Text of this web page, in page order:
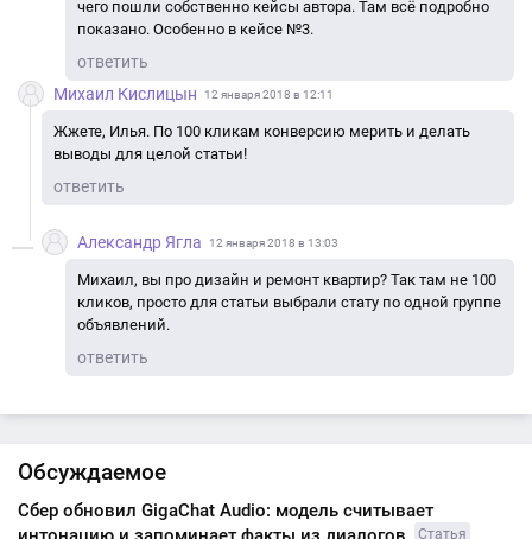
чего пошли собственно кейсы автора. Там всё подробно
показано. Особенно в кейсе №3.
ответить
Михаил Кислицын
12 января 2018 в 12:11
Жжете, Илья. По 100 кликам конверсию мерить и делать
выводы для целой статьи!
ответить
Александр Ягла 12 января 2018 в 13:03
Михаил, вы про дизайн и ремонт квартир? Так там не 100
кликов, просто для статьи выбрали стату по одной группе
объявлений.
ответить
Обсуждаемое
Сбер обновил GigaChat Audio: модель считывает
Статья